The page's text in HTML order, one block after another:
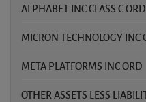
ALPHABET INC CLASS C ORD
MICRON TECHNOLOGY INC
META PLATFORMS INC ORD
OTHER ASSETS LESS